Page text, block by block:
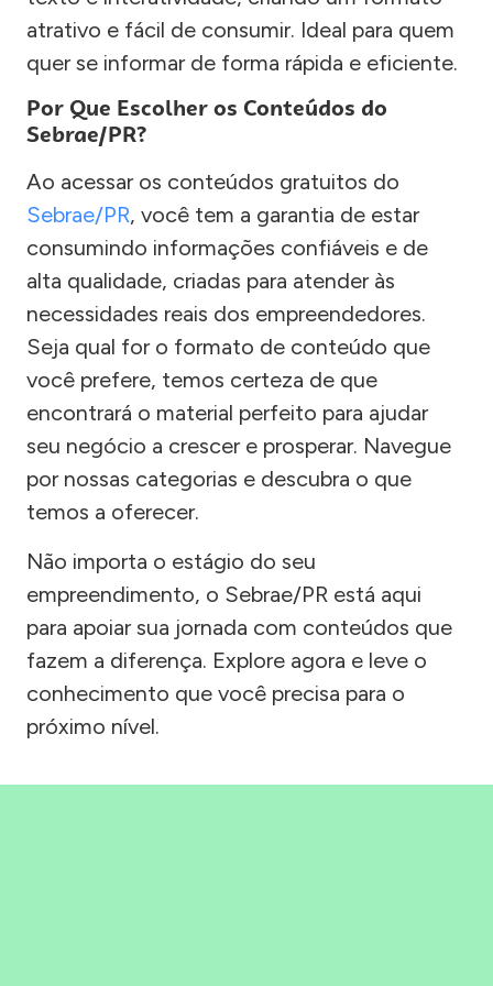
atrativo e fácil de consumir. Ideal para quem
quer se informar de forma rápida e eficiente.
Por Que Escolher os Conteúdos do
Sebrae/PR?
Ao acessar os conteúdos gratuitos do
Sebrae/PR, você tem a garantia de estar
consumindo informações confiáveis e de
alta qualidade, criadas para atender às
necessidades reais dos empreendedores.
Seja qual for o formato de conteúdo que
você prefere, temos certeza de que
encontrará o material perfeito para ajudar
seu negócio a crescer e prosperar. Navegue
por nossas categorias e descubra o que
temos a oferecer.
Não importa o estágio do seu
empreendimento, o Sebrae/PR está aqui
para apoiar sua jornada com conteúdos que
fazem a diferença. Explore agora e leve o
conhecimento que você precisa para o
próximo nível.